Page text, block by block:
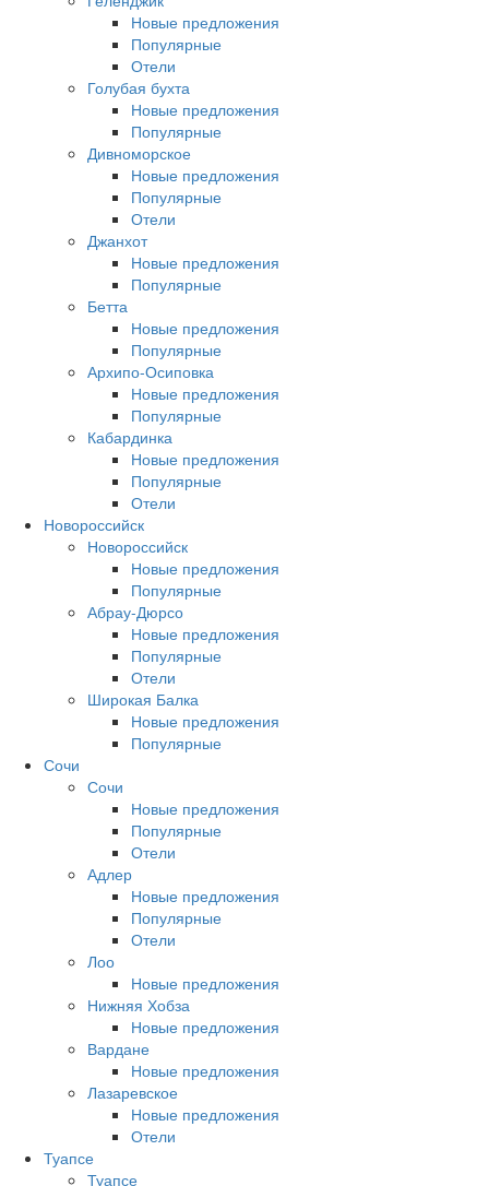
Новые предложения
Популярные
Отели
Голубая бухта
Новые предложения
Популярные
Дивноморское
Новые предложения
Популярные
Отели
Джанхот
Новые предложения
Популярные
Бетта
Новые предложения
Популярные
Архипо-Осиповка
Новые предложения
Популярные
Кабардинка
Новые предложения
Популярные
Отели
Новороссийск
Новороссийск
Новые предложения
Популярные
Абрау-Дюрсо
Новые предложения
Популярные
Отели
Широкая Балка
Новые предложения
Популярные
Сочи
Сочи
Новые предложения
Популярные
Отели
Адлер
Новые предложения
Популярные
Отели
Лоо
Новые предложения
Нижняя Хобза
Новые предложения
Вардане
Новые предложения
Лазаревское
Новые предложения
Отели
Туапсе
Туапсе